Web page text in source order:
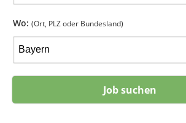
Wo: (Ort, PLZ oder Bundesland)